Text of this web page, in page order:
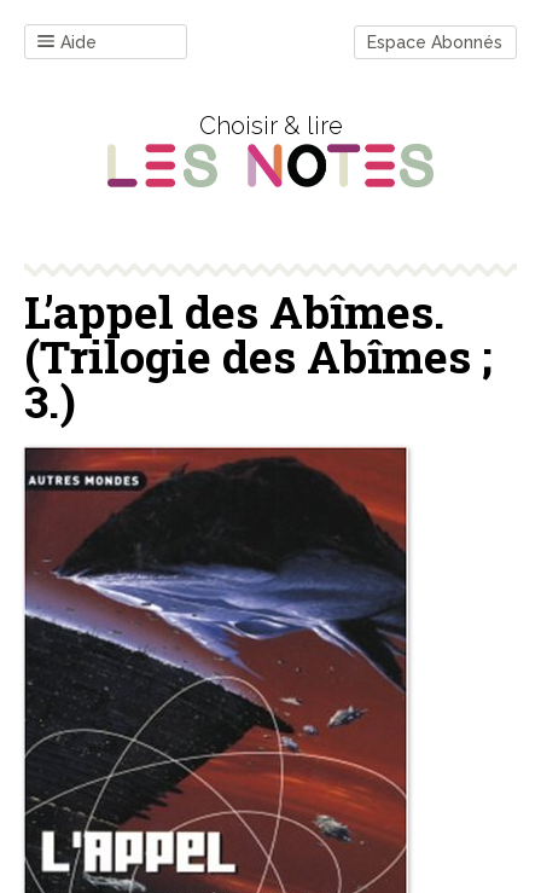
Aide Espace Abonnés
Choisir & lire
L’appel des Abîmes.
(Trilogie des Abîmes ;
3.)